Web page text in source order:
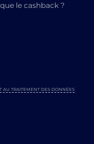
le cashback ?
AU TRAITEMENT DES DONNÉES